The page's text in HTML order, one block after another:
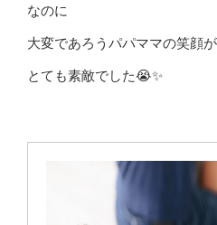
なのに
大変であろうパパママの笑顔
とても素敵でした😭✨